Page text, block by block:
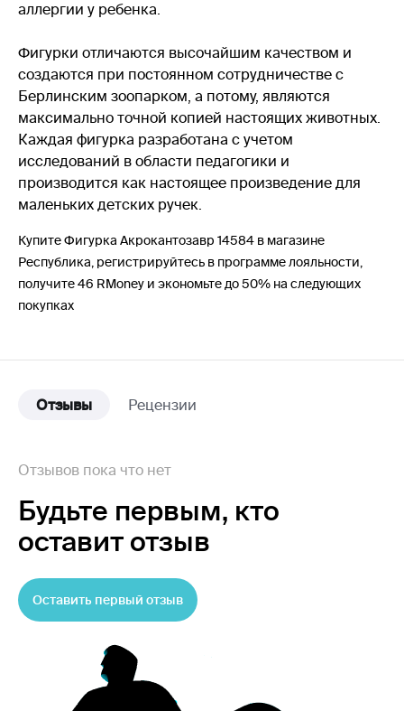
аллергии у ребенка.
Фигурки отличаются высочайшим качеством и
создаются при постоянном сотрудничестве с
Берлинским зоопарком, а потому, являются
максимально точной копией настоящих животных.
Каждая фигурка разработана с учетом
исследований в области педагогики и
производится как настоящее произведение для
маленьких детских ручек.
Купите Фигурка Акрокантозавр 14584 в магазине
Республика, регистрируйтесь в программе лояльности,
получите 46 RMoney и экономьте до 50% на следующих
покупках
Отзывы Рецензии
Отзывов пока что нет
Будьте первым, кто
оставит отзыв
Оставить первый отзыв